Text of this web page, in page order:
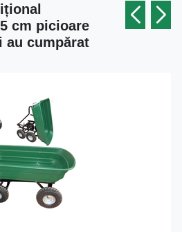
cm picioare
au cumpărat